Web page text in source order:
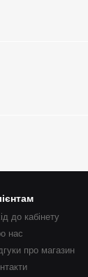
до кабінету
нас
про магазин